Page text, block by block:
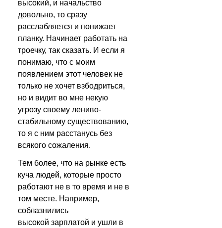
высокий, и начальство
довольно, то сразу
расслабляется и понижает
планку. Начинает работать на
троечку, так сказать. И если я
понимаю, что с моим
появлением этот человек не
только не хочет взбодриться,
но и видит во мне некую
угрозу своему лениво-
стабильному существованию,
то я с ним расстанусь без
всякого сожаления.
Тем более, что на рынке есть
куча людей, которые просто
работают не в то время и не в
том месте. Например,
соблазнились
высокой зарплатой и ушли в